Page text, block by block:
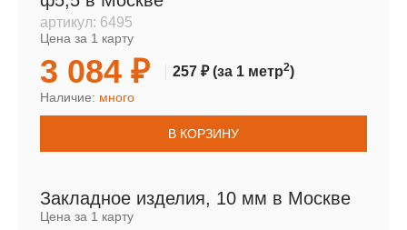
артикул: 6495
Цена за 1 карту
3 084 ₽ 257 ₽(за 1 метр2)
Наличие: много
В КОРЗИНУ
Закладное изделия, 10 мм в Москве
Цена за 1 карту